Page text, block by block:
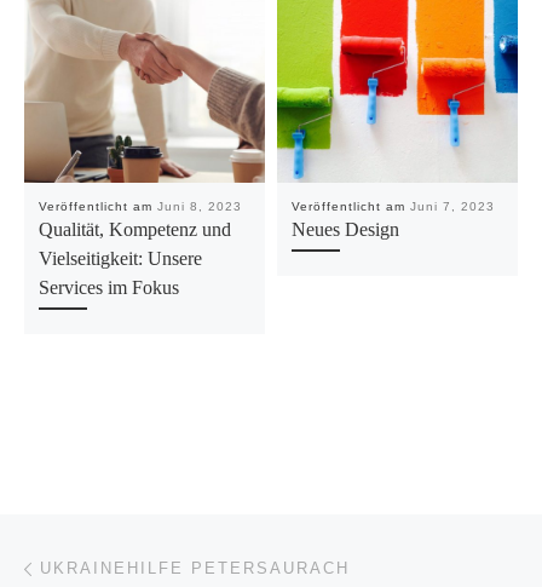
Veröffentlicht am Juni 8, 2023
Qualität, Kompetenz und
Vielseitigkeit: Unsere
Services im Fokus
Veröffentlicht am Juni 7, 2023
Neues Design
Beitragsnavigation
UKRAINEHILFE PETERSAURACH